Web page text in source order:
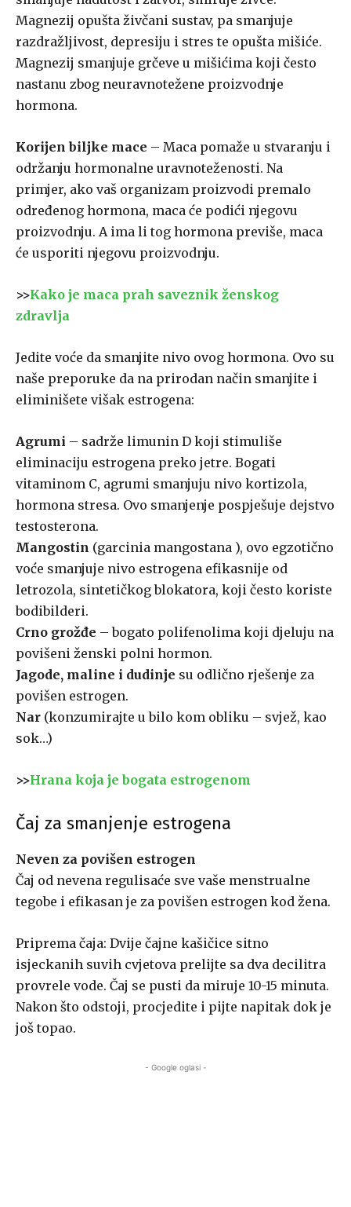
Magnezij opušta živčani sustav, pa smanjuje
razdražljivost, depresiju i stres te opušta mišiće.
Magnezij smanjuje grčeve u mišićima koji često
nastanu zbog neuravnotežene proizvodnje
hormona.
Korijen biljke mace – Maca pomaže u stvaranju i
održanju hormonalne uravnoteženosti. Na
primjer, ako vaš organizam proizvodi premalo
određenog hormona, maca će podići njegovu
proizvodnju. A ima li tog hormona previše, maca
će usporiti njegovu proizvodnju.
>>Kako je maca prah saveznik ženskog
zdravlja
Jedite voće da smanjite nivo ovog hormona. Ovo su
naše preporuke da na prirodan način smanjite i
eliminišete višak estrogena:
Agrumi – sadrže limunin D koji stimuliše
eliminaciju estrogena preko jetre. Bogati
vitaminom C, agrumi smanjuju nivo kortizola,
hormona stresa. Ovo smanjenje pospješuje dejstvo
testosterona.
Mangostin (garcinia mangostana ), ovo egzotično
voće smanjuje nivo estrogena efikasnije od
letrozola, sintetičkog blokatora, koji često koriste
bodibilderi.
Crno grožđe – bogato polifenolima koji djeluju na
povišeni ženski polni hormon.
Jagode, maline i dudinje su odlično rješenje za
povišen estrogen.
Nar (konzumirajte u bilo kom obliku – svjež, kao
sok…)
>>Hrana koja je bogata estrogenom
Čaj za smanjenje estrogena
Neven za povišen estrogen
Čaj od nevena regulisaće sve vaše menstrualne
tegobe i efikasan je za povišen estrogen kod žena.
Priprema čaja: Dvije čajne kašičice sitno
isjeckanih suvih cvjetova prelijte sa dva decilitra
provrele vode. Čaj se pusti da miruje 10-15 minuta.
Nakon što odstoji, procjedite i pijte napitak dok je
još topao.
- Google oglasi -